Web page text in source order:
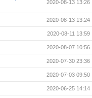
2020-08-13 13:26
2020-08-13 13:24
2020-08-11 13:59
2020-08-07 10:56
2020-07-30 23:36
2020-07-03 09:50
2020-06-25 14:14